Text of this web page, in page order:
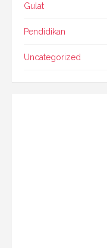
Gulat
Pendidikan
Uncategorized